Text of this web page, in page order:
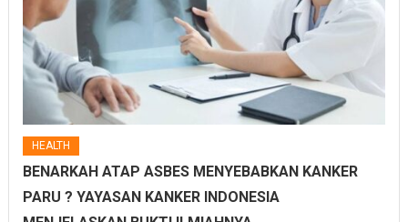
HEALTH
BENARKAH ATAP ASBES MENYEBABKAN KANKER
PARU ? YAYASAN KANKER INDONESIA